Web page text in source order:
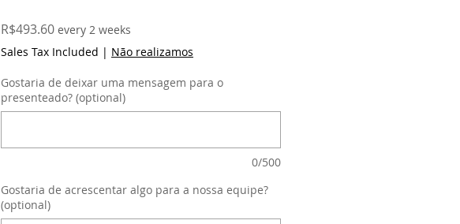
R$493.60Price
every 2 weeks
Sales Tax Included | Não realizamos
Gostaria de deixar uma mensagem para o
presenteado? (optional)
0/500
Gostaria de acrescentar algo para a nossa equipe?
(optional)